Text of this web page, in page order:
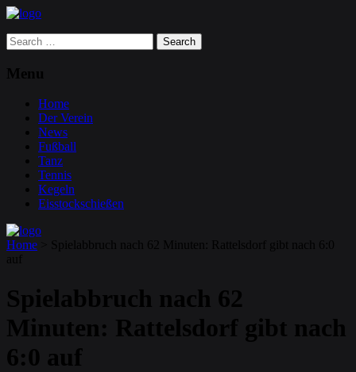
Search
for:
Menu
Home
Der Verein
News
Fußball
Tanz
Tennis
Kegeln
Eisstockschießen
Home
Spielabbruch nach 62 Minuten: Rattelsdorf gibt nach 6:0
auf
Spielabbruch nach 62
Minuten: Rattelsdorf gibt nach
6:0 auf